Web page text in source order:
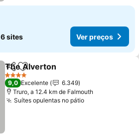
6 sites Ver preços
PartilharAdicionar aos favoritos
The Alverton
4 Estrelas
9,0 Excelente
6.349
Truro, a 12.4 km de Falmouth
Suítes opulentas no pátioVer preços